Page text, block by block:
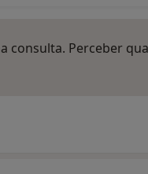
consulta. Perceber